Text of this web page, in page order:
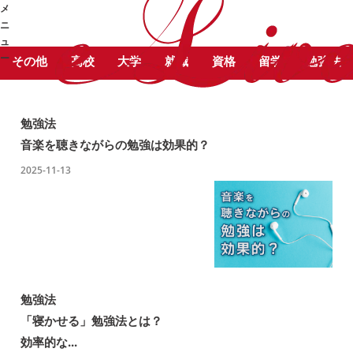
メ
ニ
ュ
ー
STUDY COLUMN
強コラム
大塚 が書いた記事をピックアッ
プしています。
その他
高校 大学 就職 資格 留学 勉強法
勉強法
音楽を聴きながらの勉強は効果的？
2025-11-13
勉強法
「寝かせる」勉強法とは？
効率的な...